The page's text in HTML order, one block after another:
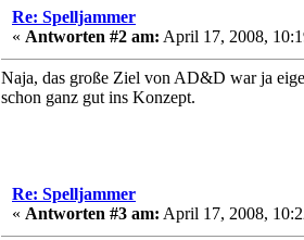
Re: Spelljammer
« Antworten #2 am: April 17, 2008,
Naja, das große Ziel von AD&D war ja
schon ganz gut ins Konzept.
Re: Spelljammer
« Antworten #3 am: April 17, 2008,